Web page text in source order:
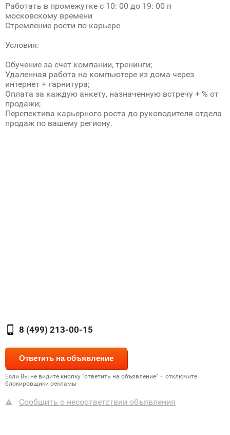
Работать в промежутке с 10: 00 до 19: 00 п
московскому времени
Стремление рости по карьере
Условия:
Обучение за счет компании, тренинги;
Удаленная работа на компьютере из дома через
интернет + гарнитура;
Оплата за каждую анкету, назначенную встречу + % от
продажи;
Перспектива карьерного роста до руководителя отдела
продаж по вашему региону.
8 (499) 213-00-15
Если Вы не видите кнопку "ответить на объявление" – отключите
блокировщики рекламы
Сообщить о несоответствии объявления